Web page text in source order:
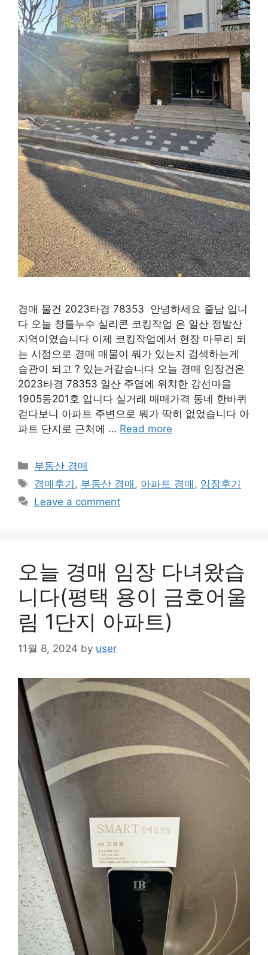
경매 물건 2023타경 78353 안녕하세요 줄남 입니
다 오늘 창틀누수 실리콘 코킹작업 은 일산 정발산
지역이였습니다 이제 코킹작업에서 현장 마무리 되
는 시점으로 경매 매물이 뭐가 있는지 검색하는게
습관이 되고 ? 있는거같습니다 오늘 경매 임장건은
2023타경 78353 일산 주엽에 위치한 강선마을
1905동201호 입니다 실거래 매매가격 동네 한바퀴
걷다보니 아파트 주변으로 뭐가 딱히 없었습니다 아
파트 단지로 근처에 … Read more
Categories
부동산 경매
Tags
경매후기 , 부동산 경매 , 아파트 경매 , 임장후기
Leave a comment
오늘 경매 임장 다녀왔습
니다(평택 용이 금호어울
림 1단지 아파트)
11월 8, 2024 by user